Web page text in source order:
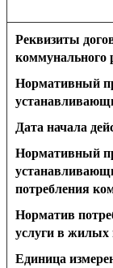
Реквизиты
коммунального
Нормативный
Дата начала
Нормативный
потребления
Норматив
услуги в
Единица